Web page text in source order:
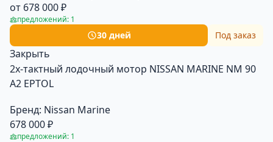
от 678 000 ₽
предложений: 1
30 дней Под заказ
Закрыть
2х-тактный лодочный мотор NISSAN MARINE NM 90
A2 EPTOL
Бренд: Nissan Marine
678 000 ₽
предложений: 1